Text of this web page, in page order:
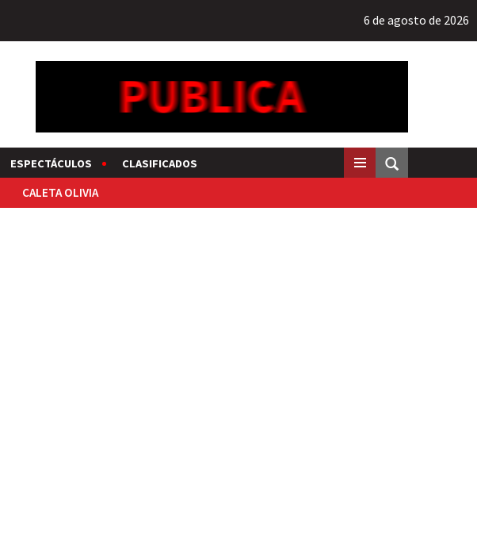
6 de agosto de 2026
ESPECTÁCULOS CLASIFICADOS
CALETA OLIVIA